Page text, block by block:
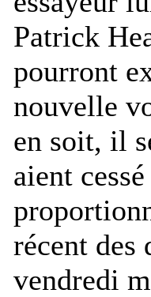
Patrick
pourront
nouvelle
en soit, il
aient
récent des
vendredi